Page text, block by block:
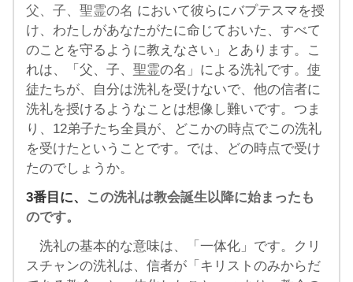
父、子、聖霊の名 において彼らにバプテスマを授
け、わたしがあなたがたに命じておいた、すべて
のことを守るように教えなさい」とあります。こ
れは、「父、子、 聖霊の名」による洗礼です。 使
徒たちが、自分は洗礼を受けないで、他の信者に
洗礼を授けるようなことは想像し難いです。つま
り、12弟子たち全員が、どこかの時点でこの洗礼
を受けたということです。では、どの時点で受け
たのでしょうか。
3番目に、
この洗礼は教会誕生以降に始まったも
のです。
洗礼の基本的な意味は、「一体化」です。クリ
スチャンの洗礼は、信者が「キリストのみからだ